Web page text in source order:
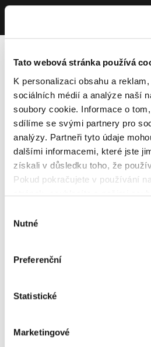
Tato webová stránka používá
K personalizaci obsahu a
sociálních médií a analýze naší
soubory cookie. Informace o
sdílíme se svými partnery pro
analýzy. Partneři tyto údaje
dalšími informacemi, které jste
získali v důsledku toho, že
Pokud pokračujete v používání
souhlasu
Nutné
Preferenční
Statistické
Marketingové